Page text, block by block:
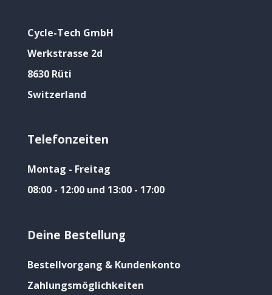
Cycle-Tech GmbH
Werkstrasse 2d
8630 Rüti
Switzerland
Telefonzeiten
Montag - Freitag
08:00 - 12:00 und 13:00 - 17:00
Deine Bestellung
Bestellvorgang & Kundenkonto
Zahlungsmöglichkeiten